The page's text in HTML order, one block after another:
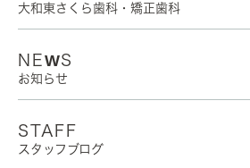
大和東さくら歯科・矯正歯科
NEWS
お知らせ
STAFF
スタッフブログ